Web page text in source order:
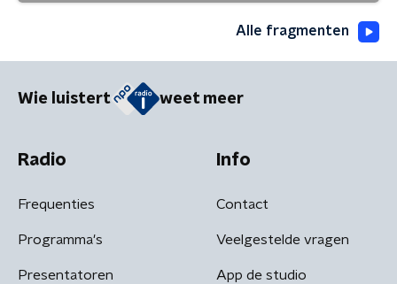
Alle fragmenten
Wie luistert weet meer
Radio
Frequenties
Programma's
Presentatoren
Info
Contact
Veelgestelde vragen
App de studio